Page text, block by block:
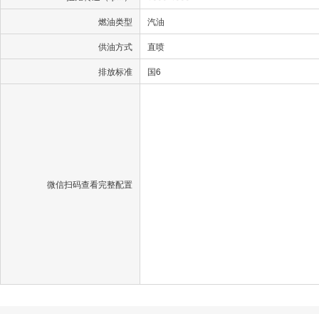
燃油类型 汽油
供油方式 直喷
排放标准 国6
微信扫码查看完整配置